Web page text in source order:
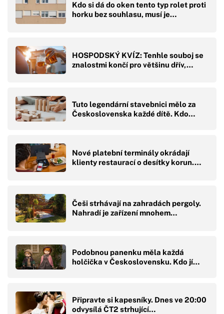
Kdo si dá do oken tento typ rolet proti
horku bez souhlasu, musí je…
HOSPODSKÝ KVÍZ: Tenhle souboj se
znalostmi končí pro většinu dřív,…
Tuto legendární stavebnici mělo za
Československa každé dítě. Kdo…
Nové platební terminály okrádají
klienty restaurací o desítky korun.…
Češi strhávají na zahradách pergoly.
Nahradí je zařízení mnohem…
Podobnou panenku měla každá
holčička v Československu. Kdo jí…
Připravte si kapesníky. Dnes ve 20:00
odvysílá ČT2 strhující…